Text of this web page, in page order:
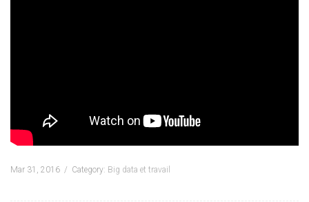
Mar 31, 2016 Category: Big data et travail